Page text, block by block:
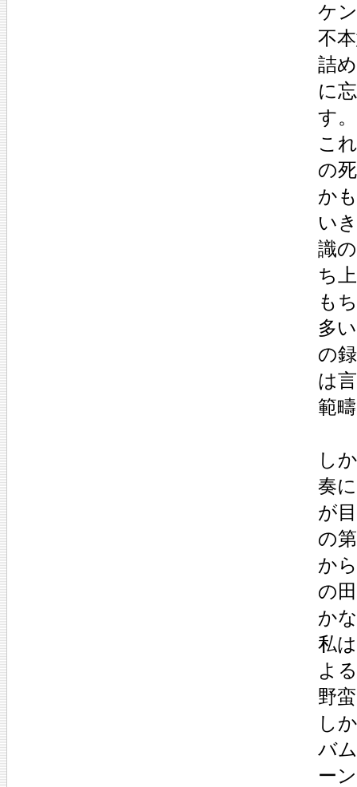
ケ
不
詰
に
す。
こ
の
か
い
識
ち
も
多
の
は
範
し
奏
が
の
か
の
か
私
よ
野
し
バ
ー